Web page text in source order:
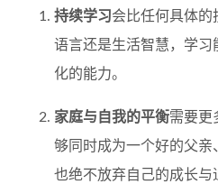
持续学习会比任何具体的
语言还是生活智慧，学
化的能力。
家庭与自我的平衡需要更
够同时成为一个好的父亲
也绝不放弃自己的成长与